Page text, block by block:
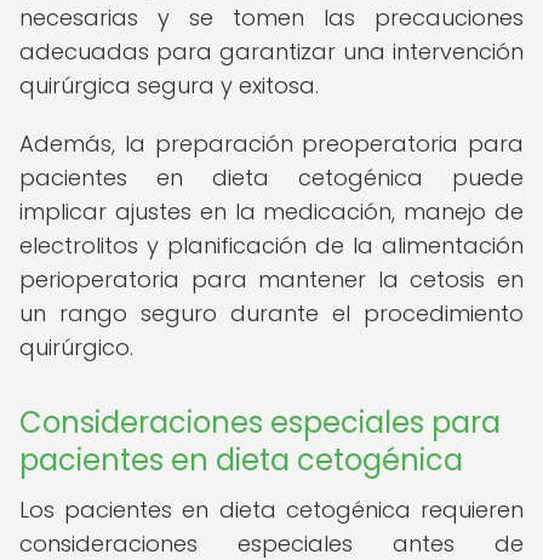
necesarias y se tomen las precauciones
adecuadas para garantizar una intervención
quirúrgica segura y exitosa.
Además, la preparación preoperatoria para
pacientes en dieta cetogénica puede
implicar ajustes en la medicación, manejo de
electrolitos y planificación de la alimentación
perioperatoria para mantener la cetosis en
un rango seguro durante el procedimiento
quirúrgico.
Consideraciones especiales para
pacientes en dieta cetogénica
Los pacientes en dieta cetogénica requieren
consideraciones especiales antes de